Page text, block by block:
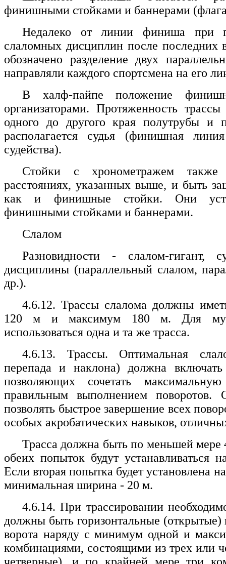
финишными стойками и баннерами
Недалеко от линии финиша при
слаломных дисциплин после последних
обозначено разделение двух
направляли каждого спортсмена на его
В халф-пайпе положение
организаторами. Протяженность
одного до другого края полутрубы и
располагается судья (финишная
судейства).
Стойки с хронометражем
расстояниях, указанных выше, и быть
как и финишные стойки. Они
финишными стойками и баннерами.
Слалом
Разновидности - слалом-гигант,
дисциплины (параллельный слалом,
др.).
4.6.12. Трассы слалома должны
120 м и максимум 180 м. Для
использоваться одна и та же трасса.
4.6.13. Трассы. Оптимальная
перепада и наклона) должна
позволяющих сочетать
правильным выполнением поворотов.
позволять быстрое завершение всех
особых акробатических навыков,
Трасса должна быть по меньшей
обеих попыток будут
Если вторая попытка будет установлена
минимальная ширина - 20 м.
4.6.14. При трассировании
должны быть горизонтальные (открытые)
ворота наряду с минимум одной и
комбинациями, состоящими из трех или